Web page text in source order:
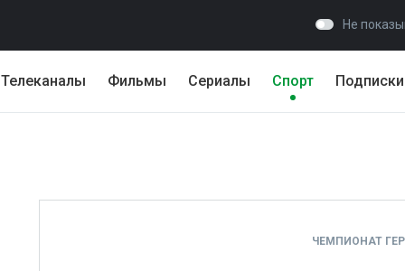
Не
Телеканалы Фильмы Сериалы Спорт Подписки
ЧЕМПИОНАТ